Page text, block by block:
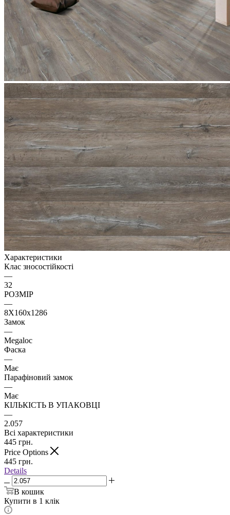
Характеристики
Клас зносостійкості
—
32
РОЗМІР
—
8X160x1286
Замок
—
Megaloc
Фаска
—
Має
Парафіновий замок
—
Має
КІЛЬКІСТЬ В УПАКОВЦІ
—
2.057
Всі характеристики
445 грн.
Price Options
445 грн.
Details
В кошик
Купити в 1 клік